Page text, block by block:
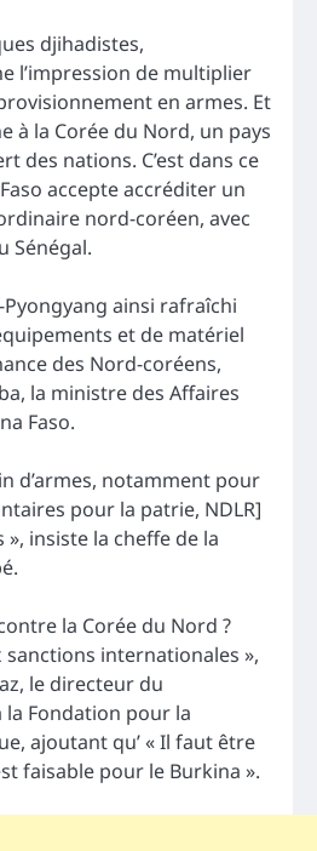
djihadistes,
l’impression de multiplier
en armes. Et
à la Corée du Nord, un pays
des nations. C’est dans ce
accepte accréditer un
nord-coréen, avec
Sénégal.
Pyongyang ainsi rafraîchi
et de matériel
des Nord-coréens,
la ministre des Affaires
Faso.
d’armes, notamment pour
pour la patrie, NDLR]
insiste la cheffe de la
la Corée du Nord ?
internationales »,
le directeur du
Fondation pour la
ajoutant qu’ « Il faut être
faisable pour le Burkina ».